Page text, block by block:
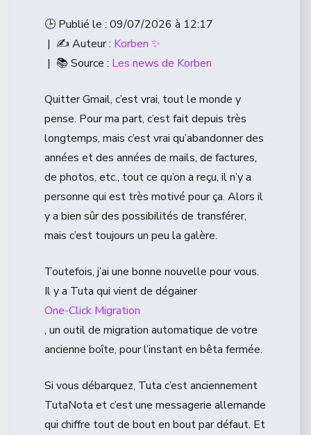
🕒 Publié le : 09/07/2026 à 12:17
| ✍️ Auteur : Korben ✨
| 📚 Source : Les news de Korben
Quitter Gmail, c’est vrai, tout le monde y
pense. Pour ma part, c’est fait depuis très
longtemps, mais c’est vrai qu’abandonner des
années et des années de mails, de factures,
de photos, etc., tout ce qu’on a reçu, il n’y a
personne qui est très motivé pour ça. Alors il
y a bien sûr des possibilités de transférer,
mais c’est toujours un peu la galère.
Toutefois, j’ai une bonne nouvelle pour vous.
Il y a Tuta qui vient de dégainer
One-Click Migration
, un outil de migration automatique de votre
ancienne boîte, pour l’instant en bêta fermée.
Si vous débarquez, Tuta c’est anciennement
TutaNota et c’est une messagerie allemande
qui chiffre tout de bout en bout par défaut. Et